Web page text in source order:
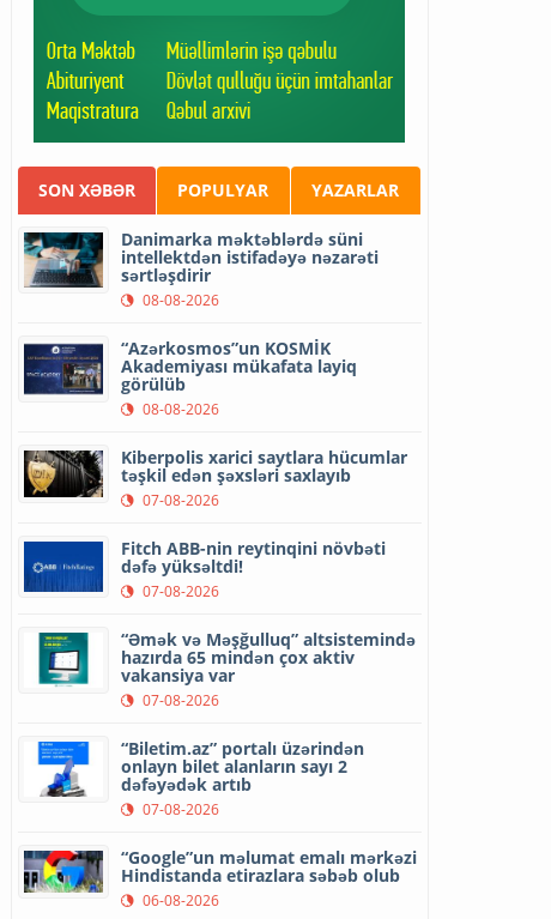
SON XƏBƏR POPULYAR YAZARLAR
Danimarka məktəblərdə süni
intellektdən istifadəyə nəzarəti
sərtləşdirir
08-08-2026
“Azərkosmos”un KOSMİK
Akademiyası mükafata layiq
görülüb
08-08-2026
Kiberpolis xarici saytlara hücumlar
təşkil edən şəxsləri saxlayıb
07-08-2026
Fitch ABB-nin reytinqini növbəti
dəfə yüksəltdi!
07-08-2026
“Əmək və Məşğulluq” altsistemində
hazırda 65 mindən çox aktiv
vakansiya var
07-08-2026
“Biletim.az” portalı üzərindən
onlayn bilet alanların sayı 2
dəfəyədək artıb
07-08-2026
“Google”un məlumat emalı mərkəzi
Hindistanda etirazlara səbəb olub
06-08-2026